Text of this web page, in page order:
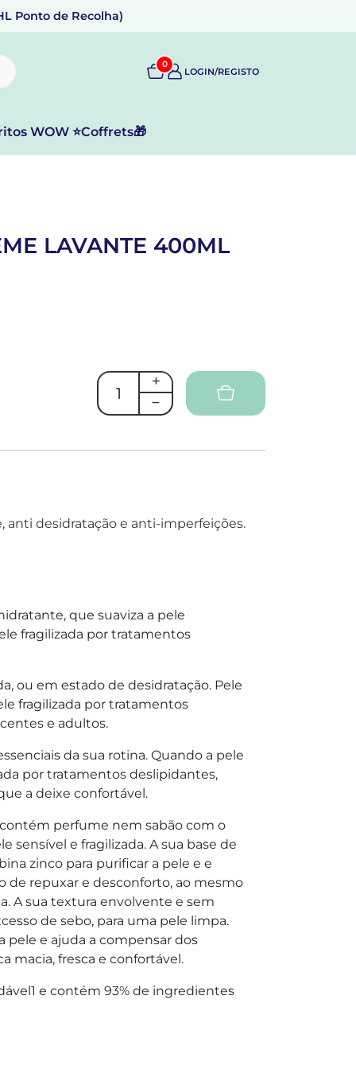
Ponto de Recolha)
0
LOGIN/REGISTO
WOW ⭐Coffrets🎁
LAVANTE 400ML
anti desidratação e anti-imperfeições.
que suaviza a pele
fragilizada por tratamentos
ou em estado de desidratação. Pele
fragilizada por tratamentos
e adultos.
da sua rotina. Quando a pele
por tratamentos deslipidantes,
a deixe confortável.
perfume nem sabão com o
sensível e fragilizada. A sua base de
zinco para purificar a pele e e
de repuxar e desconforto, ao mesmo
A sua textura envolvente e sem
de sebo, para uma pele limpa.
pele e ajuda a compensar dos
macia, fresca e confortável.
e contém 93% de ingredientes